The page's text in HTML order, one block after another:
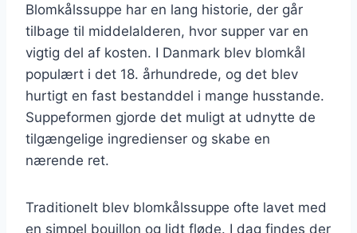
Blomkålssuppe har en lang historie, der går
tilbage til middelalderen, hvor supper var en
vigtig del af kosten. I Danmark blev blomkål
populært i det 18. århundrede, og det blev
hurtigt en fast bestanddel i mange husstande.
Suppeformen gjorde det muligt at udnytte de
tilgængelige ingredienser og skabe en
nærende ret.
Traditionelt blev blomkålssuppe ofte lavet med
en simpel bouillon og lidt fløde. I dag findes der